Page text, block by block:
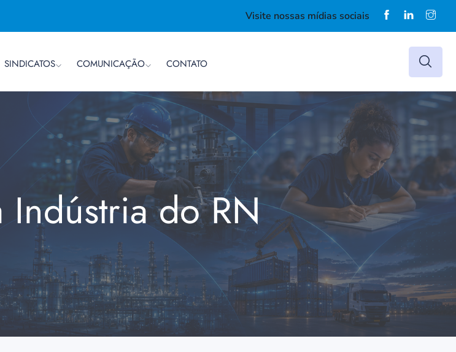
Visite nossas mídias sociais
SINDICATOS COMUNICAÇÃO CONTATO
do RN